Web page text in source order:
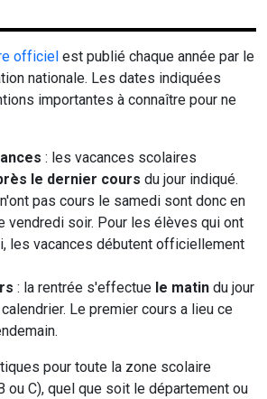
officiel est publié chaque année par le
nationale. Les dates indiquées
importantes à connaître pour ne
: les vacances scolaires
le dernier cours du jour indiqué.
pas cours le samedi sont donc en
vendredi soir. Pour les élèves qui ont
les vacances débutent officiellement
: la rentrée s'effectue le matin du jour
Le premier cours a lieu ce
pour toute la zone scolaire
ou C), quel que soit le département ou